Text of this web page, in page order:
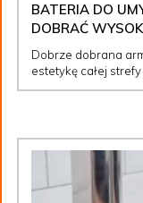
BATERIA DO
DOBRAĆ
Dobrze dobrana
estetykę całej